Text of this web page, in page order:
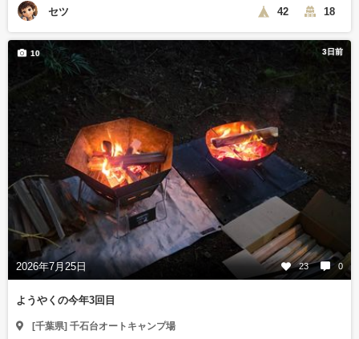
セツ 42 18
3日前
2026年7月25日 23 0
10
ようやくの今年3回目
[千葉県] 千石台オートキャンプ場